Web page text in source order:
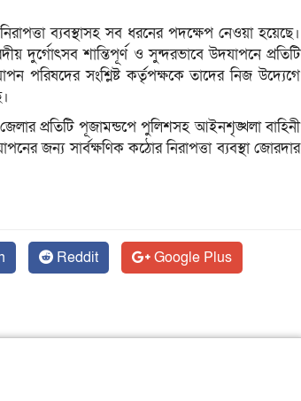
ব্যবস্থাসহ সব ধরনের পদক্ষেপ নেওয়া হয়েছে।
দুর্গোৎসব শান্তিপূর্ণ ও সুন্দরভাবে উদযাপনে প্রতিটি
পরিষদের সংশ্লিষ্ট কর্তৃপক্ষকে তাদের নিজ উদ্যেগে
প্রতিটি পূজামন্ডপে পুলিশসহ আইনশৃঙ্খলা বাহিনী
জন্য সার্বক্ষণিক কঠোর নিরাপত্তা ব্যবস্থা জোরদার
Reddit
Google Plus